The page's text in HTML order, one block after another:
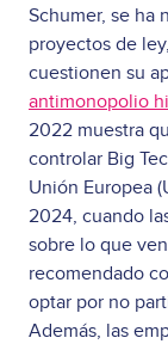
Schumer, se ha
proyectos de
cuestionen su
antimonopolio
2022 muestra
controlar Big
Unión Europea
2024, cuando
sobre lo que
recomendado
optar por no
Además, las